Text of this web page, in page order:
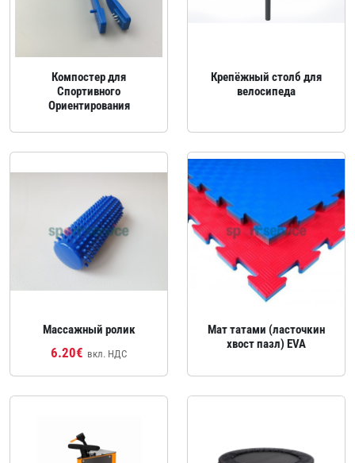
Компостер для
Спортивного
Ориентирования
Крепёжный столб для
велосипеда
Массажный ролик
6.20€ вкл. НДС
Мат татами (ласточкин
хвост пазл) EVA